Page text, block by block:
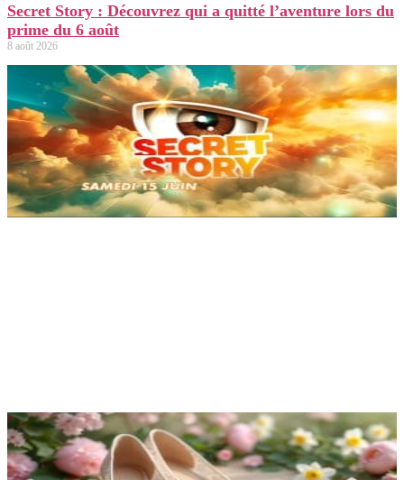
Secret Story : Découvrez qui a quitté l’aventure lors du
prime du 6 août
8 août 2026